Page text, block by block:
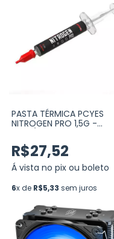
PASTA TÉRMICA PCYES
NITROGEN PRO 1,5G -
R$27,52
Á vista no pix ou boleto
6x de R$5,33 sem juros